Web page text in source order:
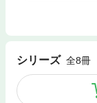
シリーズ 全8冊